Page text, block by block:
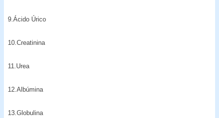
9.Ácido Úrico
10.Creatinina
11.Urea
12.Albúmina
13.Globulina